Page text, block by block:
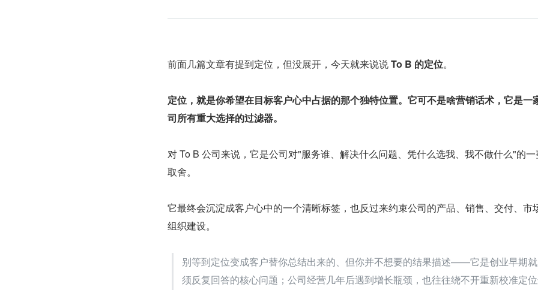
前面几篇文章有提到定位，但没展开，今天就来说说 To B 的定位。
定位，就是你希望在目标客户心中占据的那个独特位置。它可不是啥营销话术，它是一
司所有重大选择的过滤器。
对 To B 公司来说，它是公司对"服务谁、解决什么问题、凭什么选我、我不做什么"的
取舍。
它最终会沉淀成客户心中的一个清晰标签，也反过来约束公司的产品、销售、交付、市
组织建设。
别等到定位变成客户替你总结出来的、但你并不想要的结果描述——它是创业早期
须反复回答的核心问题；公司经营几年后遇到增长瓶颈，也往往绕不开重新校准定